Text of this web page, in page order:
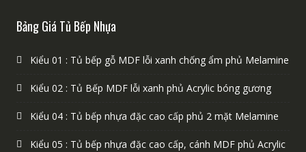
Bảng Giá Tủ Bếp Nhựa
Kiểu 01 : Tủ bếp gỗ MDF lỗi xanh chống ẩm phủ Melamine
Kiểu 02 : Tủ Bếp MDF lỗi xanh phủ Acrylic bóng gương
Kiểu 04 : Tủ bếp nhựa đặc cao cấp phủ 2 mặt Melamine
Kiểu 05 : Tủ bếp nhựa đặc cao cấp, cánh MDF phủ Acrylic